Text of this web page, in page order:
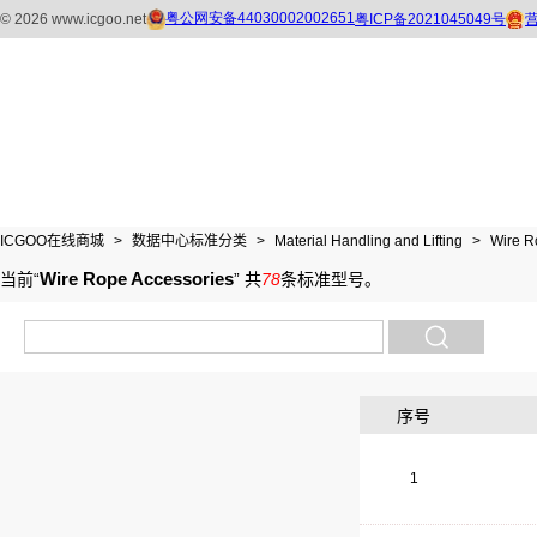
ICGOO在线商城 > 数据中心标准分类 > Material Handling and Lifting > Wire
当前“Wire Rope Accessories” 共78条标准型号。
序号
1